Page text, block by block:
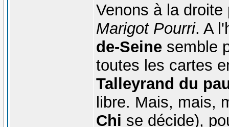
Venons à la
Marigot Pourri. A
de-Seinesemble
toutes les cartes
Talleyrand du
libre. Mais, mais,
Chi se décide),